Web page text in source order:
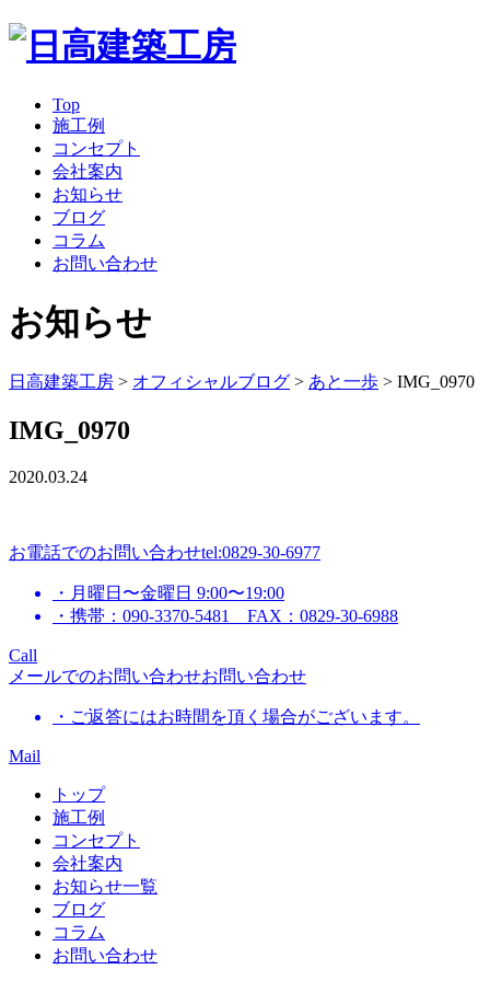
Top
施工例
コンセプト
会社案内
お知らせ
ブログ
コラム
お問い合わせ
お知らせ
日高建築工房 > オフィシャルブログ > あと一歩 > IMG_0970
IMG_0970
2020.03.24
お電話でのお問い合わせtel:0829-30-6977
・月曜日〜金曜日 9:00〜19:00
・携帯：090-3370-5481 FAX：0829-30-6988
Call
メールでのお問い合わせお問い合わせ
・ご返答にはお時間を頂く場合がございます。
Mail
トップ
施工例
コンセプト
会社案内
お知らせ一覧
ブログ
コラム
お問い合わせ